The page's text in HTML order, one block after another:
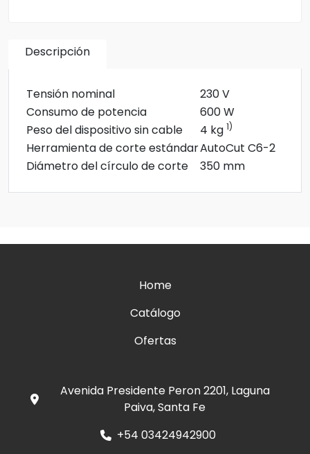
Descripción
Tensión nominal
230 V
Consumo de potencia
600 W
Peso del dispositivo sin cable
4 kg 1)
Herramienta de corte estándarAutoCut C6-2
Diámetro del círculo de corte
350 mm
Home
Catálogo
Ofertas
Avenida Presidente Peron 2201, Laguna
Paiva, Santa Fe
+54 03424942900